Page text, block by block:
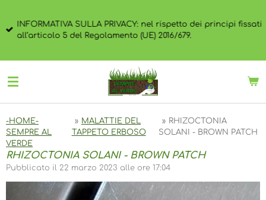
contenuto
INFORMATIVA SULLA PRIVACY: nel rispetto dei principi fissati
all’articolo 5 del Regolamento (UE) 2016/679.
-HOME-
SEMPRE AL
VERDE
» MALATTIE DEL
TAPPETO ERBOSO
» RHIZOCTONIA
SOLANI - BROWN PATCH
RHIZOCTONIA SOLANI - BROWN PATCH
Pubblicato il 22 marzo 2023 alle ore 17:04